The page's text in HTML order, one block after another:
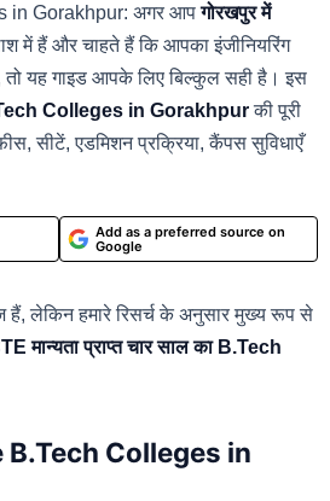
in Gorakhpur: अगर आपगोरखपुर में
में हैं और चाहते हैं कि आपका इंजीनियरिंग
यह गाइड आपके लिए बिल्कुल सही है। इस
Colleges in Gorakhpurकी पूरी
सीटें, एडमिशन प्रक्रिया, कैंपस सुविधाएँ
Add as a preferred source on
Google
हैं, लेकिन हमारे रिसर्च के अनुसार मुख्य रूप से
मान्यता प्राप्त चार साल का B.Tech
Colleges in